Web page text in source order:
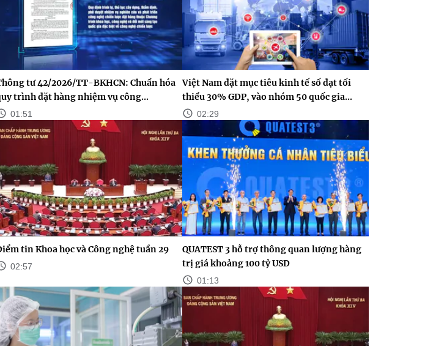
tư 42/2026/TT-BKHCN: Chuẩn hóa
trình đặt hàng nhiệm vụ công...
01:51
Việt Nam đặt mục tiêu kinh tế số đạt tối
thiểu 30% GDP, vào nhóm 50 quốc gia...
02:29
tin Khoa học và Công nghệ tuần 29
02:57
QUATEST 3 hỗ trợ thông quan lượng hàng
trị giá khoảng 100 tỷ USD
01:13